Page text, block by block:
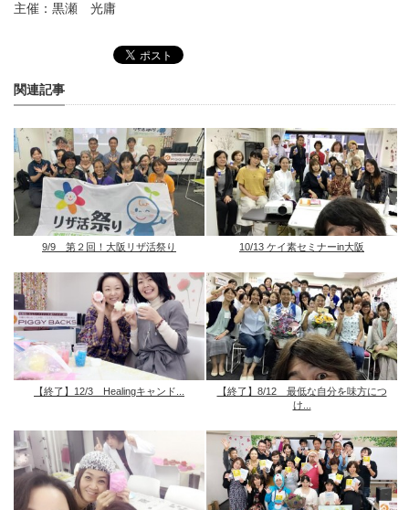
主催：黒瀬 光庸
関連記事
9/9 第２回！大阪リザ活祭り 10/13 ケイ素セミナーin大阪
【終了】12/3 Healingキャンド...
【終了】8/12 最低な自分を味方につ
け...